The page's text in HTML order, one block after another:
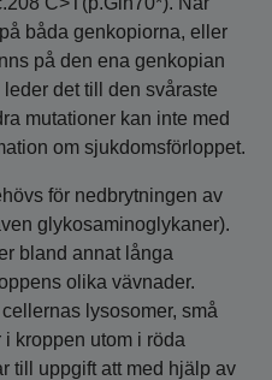
båda genkopiorna, eller
på den ena genkopian
det till den svåraste
mutationer kan inte med
om sjukdomsförloppet.
för nedbrytningen av
glykosaminoglykaner).
bland annat långa
olika vävnader.
lysosomer, små
kroppen utom i röda
till uppgift att med hjälp av